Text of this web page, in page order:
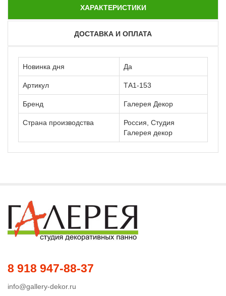
ХАРАКТЕРИСТИКИ
ДОСТАВКА И ОПЛАТА
Новинка дня Да
Артикул ТА1-153
Бренд Галерея Декор
Страна производства
Россия, Студия
Галерея декор
8 918 947-88-37
info@gallery-dekor.ru